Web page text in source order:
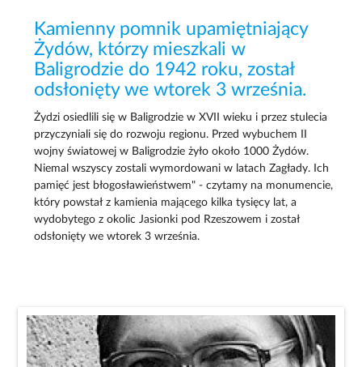
Kamienny pomnik upamiętniający
Żydów, którzy mieszkali w
Baligrodzie do 1942 roku, został
odsłonięty we wtorek 3 września.
Żydzi osiedlili się w Baligrodzie w XVII wieku i przez stulecia
przyczyniali się do rozwoju regionu. Przed wybuchem II
wojny światowej w Baligrodzie żyło około 1000 Żydów.
Niemal wszyscy zostali wymordowani w latach Zagłady. Ich
pamięć jest błogosławieństwem" - czytamy na monumencie,
który powstał z kamienia mającego kilka tysięcy lat, a
wydobytego z okolic Jasionki pod Rzeszowem i został
odsłonięty we wtorek 3 września.